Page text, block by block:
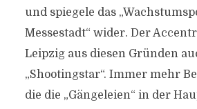
und spiegele das
Messestadt“ wider. Der
Leipzig aus diesen Gründen
„Shootingstar“. Immer mehr
die die „Gängeleien“ in der